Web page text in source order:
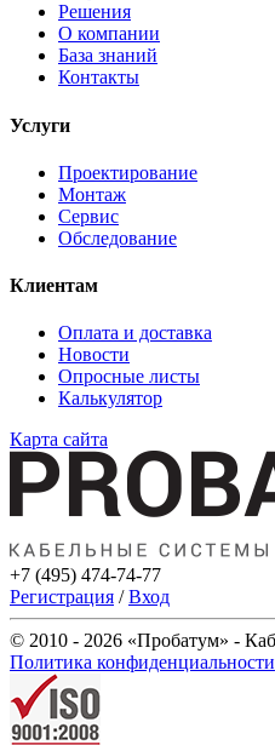
Решения
О компании
База знаний
Контакты
Услуги
Проектирование
Монтаж
Сервис
Обследование
Клиентам
Оплата и доставка
Новости
Опросные листы
Калькулятор
Карта сайта
+7 (495) 474-74-77
Регистрация /Вход
© 2010 - 2026 «Пробатум» -
Политика конфиденциальности